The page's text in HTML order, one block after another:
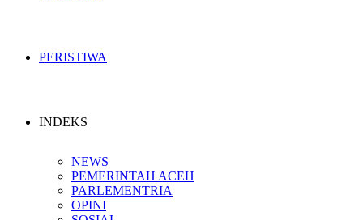
PERISTIWA
INDEKS
NEWS
PEMERINTAH ACEH
PARLEMENTRIA
OPINI